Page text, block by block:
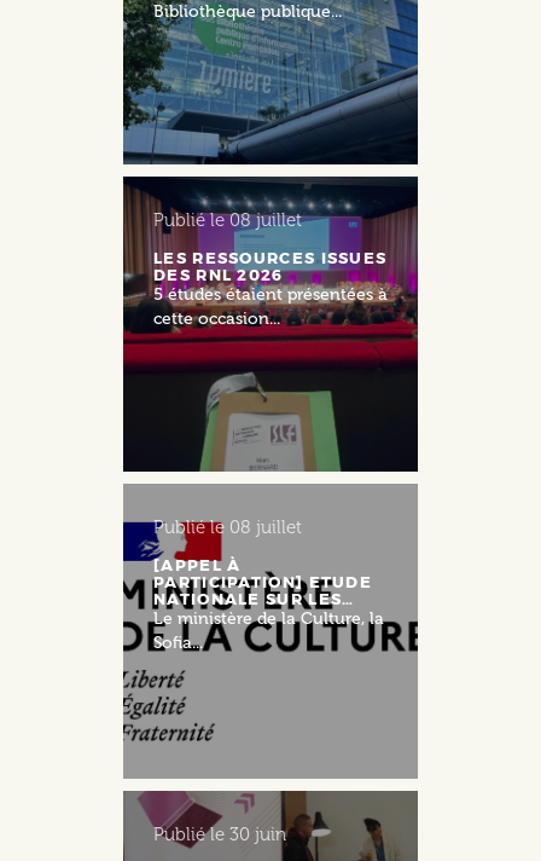
Bibliothèque publique...
Publié le08 juillet
LES RESSOURCES ISSUES
DES RNL 2026
5 études étaient présentées à
cette occasion...
Publié le 08 juillet
[APPEL À
PARTICIPATION] ETUDE
NATIONALE SUR LES…
Le ministère de la Culture, la
Sofia...
Publié le 30 juin